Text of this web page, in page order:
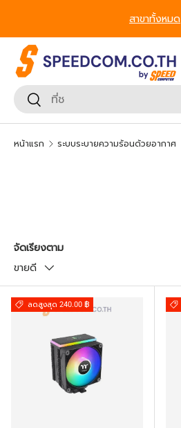
สาขาทั้งหมด
ค้นหา
ยืนยันการค้นหา
หน้าแรก ระบบระบายความร้อนด้วยอากาศ
จัดเรียงตาม
ขายดี
ลดสูงสุด 240.00 ฿